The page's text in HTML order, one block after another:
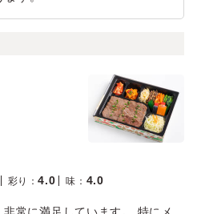
彩り ：4.0 味 ： 4.0